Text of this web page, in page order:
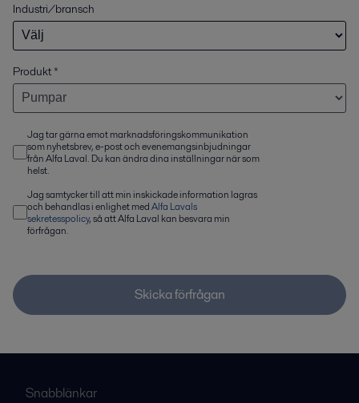
Industri/bransch
Produkt*
Jag tar gärna emot marknadsföringskommunikation
som nyhetsbrev, e-post och evenemangsinbjudningar
från Alfa Laval. Du kan ändra dina inställningar när som
helst.
Jag samtycker till att min inskickade information lagras
och behandlas i enlighet medAlfa Lavals
sekretesspolicy, så att Alfa Laval kan besvara min
förfrågan.
Skicka förfrågan
Snabblänkar